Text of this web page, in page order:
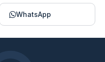
WhatsApp